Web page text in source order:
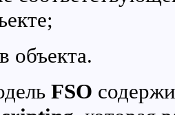
объекта.
FSO